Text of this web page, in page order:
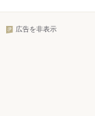
広告を非表示